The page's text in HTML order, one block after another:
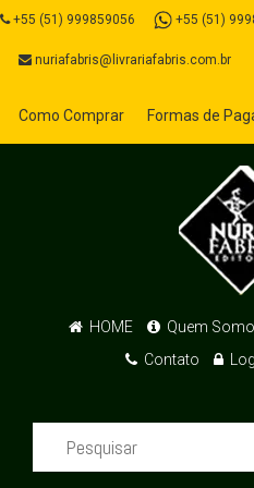
+55 (51) 999859056 +55 (51)
nuriafabris@livrariafabris.com.br
Como Comprar Formas de
HOME Quem
Contato